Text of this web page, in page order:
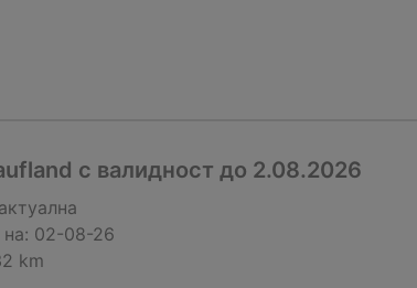
с валидност до 2.08.2026
02-08-26
km